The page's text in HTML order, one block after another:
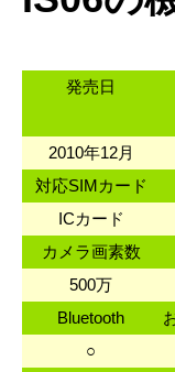
発売日
2010年12月
対応SIMカード
ICカード
カメラ画素数
500万
Bluetooth
○